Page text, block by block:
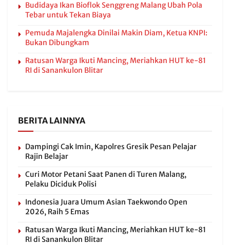
Budidaya Ikan Bioflok Senggreng Malang Ubah Pola
Tebar untuk Tekan Biaya
Pemuda Majalengka Dinilai Makin Diam, Ketua KNPI:
Bukan Dibungkam
Ratusan Warga Ikuti Mancing, Meriahkan HUT ke-81
RI di Sanankulon Blitar
BERITA LAINNYA
Dampingi Cak Imin, Kapolres Gresik Pesan Pelajar
Rajin Belajar
Curi Motor Petani Saat Panen di Turen Malang,
Pelaku Diciduk Polisi
Indonesia Juara Umum Asian Taekwondo Open
2026, Raih 5 Emas
Ratusan Warga Ikuti Mancing, Meriahkan HUT ke-81
RI di Sanankulon Blitar